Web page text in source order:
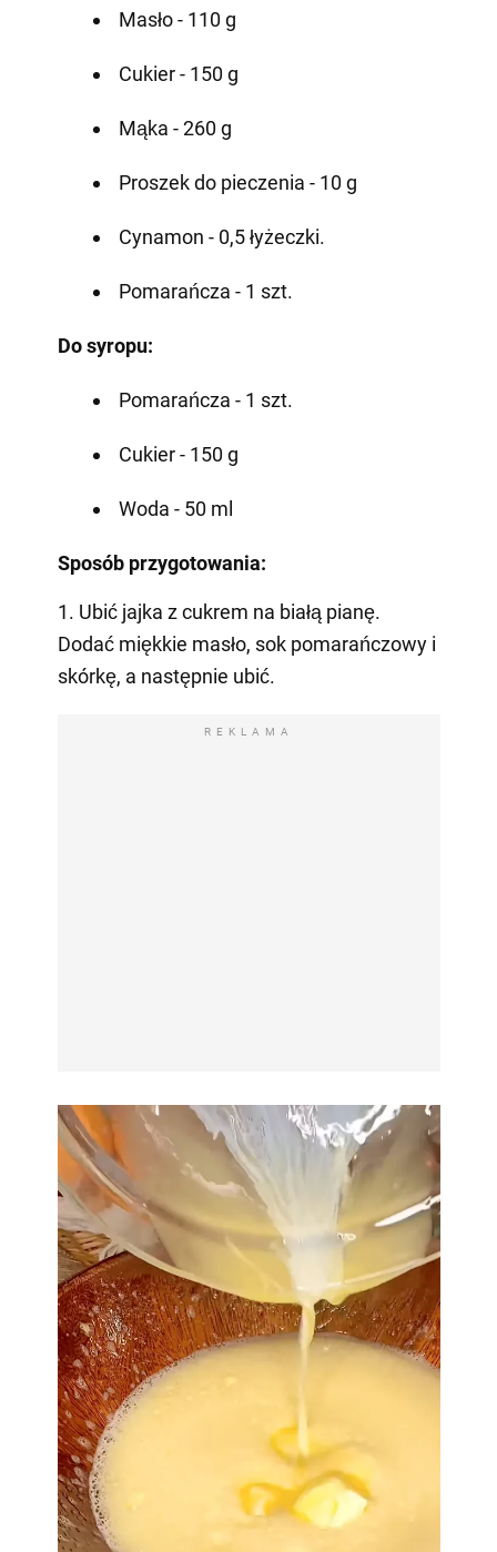
Masło - 110 g
Cukier - 150 g
Mąka - 260 g
Proszek do pieczenia - 10 g
Cynamon - 0,5 łyżeczki.
Pomarańcza - 1 szt.
Do syropu:
Pomarańcza - 1 szt.
Cukier - 150 g
Woda - 50 ml
Sposób przygotowania:
1. Ubić jajka z cukrem na białą pianę.
Dodać miękkie masło, sok pomarańczowy i
skórkę, a następnie ubić.
REKLAMA